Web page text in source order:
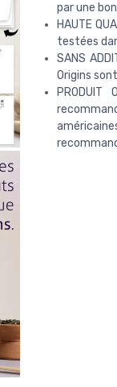
par une
HAUTE
testées
SANS
Origins